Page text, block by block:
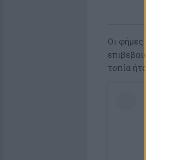
Οι φήμες τούς
επιβεβαιώσει
τοπία ήταν